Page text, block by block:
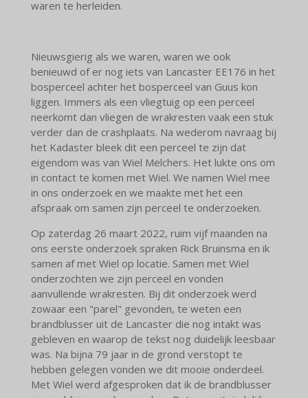
waren te herleiden.
Nieuwsgierig als we waren, waren we ook
benieuwd of er nog iets van Lancaster EE176 in het
bosperceel achter het bosperceel van Guus kon
liggen. Immers als een vliegtuig op een perceel
neerkomt dan vliegen de wrakresten vaak een stuk
verder dan de crashplaats. Na wederom navraag bij
het Kadaster bleek dit een perceel te zijn dat
eigendom was van Wiel Melchers. Het lukte ons om
in contact te komen met Wiel. We namen Wiel mee
in ons onderzoek en we maakte met het een
afspraak om samen zijn perceel te onderzoeken.
Op zaterdag 26 maart 2022, ruim vijf maanden na
ons eerste onderzoek spraken Rick Bruinsma en ik
samen af met Wiel op locatie. Samen met Wiel
onderzochten we zijn perceel en vonden
aanvullende wrakresten. Bij dit onderzoek werd
zowaar een "parel" gevonden, te weten een
brandblusser uit de Lancaster die nog intakt was
gebleven en waarop de tekst nog duidelijk leesbaar
was. Na bijna 79 jaar in de grond verstopt te
hebben gelegen vonden we dit mooie onderdeel.
Met Wiel werd afgesproken dat ik de brandblusser